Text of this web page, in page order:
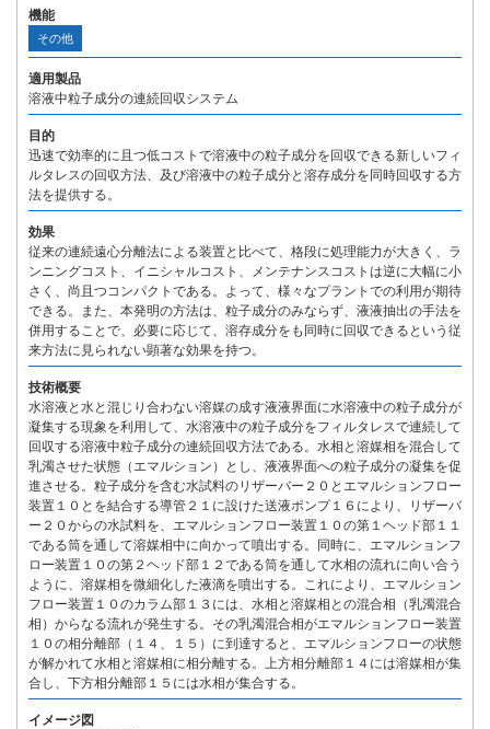
機能
その他
適用製品
溶液中粒子成分の連続回収システム
目的
迅速で効率的に且つ低コストで溶液中の粒子成分を回収できる新しいフィ
ルタレスの回収方法、及び溶液中の粒子成分と溶存成分を同時回収する方
法を提供する。
効果
従来の連続遠心分離法による装置と比べて、格段に処理能力が大きく、ラ
ンニングコスト、イニシャルコスト、メンテナンスコストは逆に大幅に小
さく、尚且つコンパクトである。よって、様々なプラントでの利用が期待
できる。また、本発明の方法は、粒子成分のみならず、液液抽出の手法を
併用することで、必要に応じて、溶存成分をも同時に回収できるという従
来方法に見られない顕著な効果を持つ。
技術概要
水溶液と水と混じり合わない溶媒の成す液液界面に水溶液中の粒子成分が
凝集する現象を利用して、水溶液中の粒子成分をフィルタレスで連続して
回収する溶液中粒子成分の連続回収方法である。水相と溶媒相を混合して
乳濁させた状態（エマルション）とし、液液界面への粒子成分の凝集を促
進させる。粒子成分を含む水試料のリザーバー２０とエマルションフロー
装置１０とを結合する導管２１に設けた送液ポンプ１６により、リザーバ
ー２０からの水試料を、エマルションフロー装置１０の第１ヘッド部１１
である筒を通して溶媒相中に向かって噴出する。同時に、エマルションフ
ロー装置１０の第２ヘッド部１２である筒を通して水相の流れに向い合う
ように、溶媒相を微細化した液滴を噴出する。これにより、エマルション
フロー装置１０のカラム部１３には、水相と溶媒相との混合相（乳濁混合
相）からなる流れが発生する。その乳濁混合相がエマルションフロー装置
１０の相分離部（１４、１５）に到達すると、エマルションフローの状態
が解かれて水相と溶媒相に相分離する。上方相分離部１４には溶媒相が集
合し、下方相分離部１５には水相が集合する。
イメージ図